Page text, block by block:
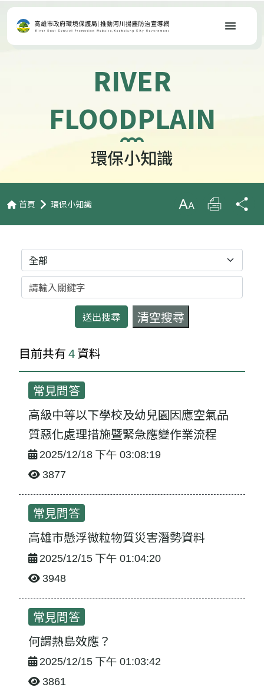
選單
RIVER
FLOODPLAIN
環保小知識
首頁 環保小知識
放大字級
列印 分
分類
關鍵字
目前共有4資料
常見問題-列表
常見問答
高級中等以下學校及幼兒園因應空氣品
質惡化處理措施暨緊急應變作業流程
2025/12/18 下午 03:08:19
3877
常見問答
高雄市懸浮微粒物質災害潛勢資料
2025/12/15 下午 01:04:20
3948
常見問答
何謂熱島效應？
2025/12/15 下午 01:03:42
3861